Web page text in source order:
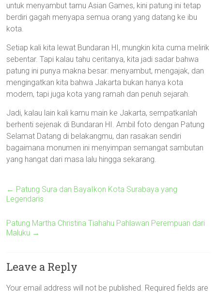
untuk menyambut tamu Asian Games, kini patung ini tetap
berdiri gagah menyapa semua orang yang datang ke ibu
kota.
Setiap kali kita lewat Bundaran HI, mungkin kita cuma melirik
sebentar. Tapi kalau tahu ceritanya, kita jadi sadar bahwa
patung ini punya makna besar: menyambut, mengajak, dan
mengingatkan kita bahwa Jakarta bukan hanya kota
modern, tapi juga kota yang ramah dan penuh sejarah.
Jadi, kalau lain kali kamu main ke Jakarta, sempatkanlah
berhenti sejenak di Bundaran HI. Ambil foto dengan Patung
Selamat Datang di belakangmu, dan rasakan sendiri
bagaimana monumen ini menyimpan semangat sambutan
yang hangat dari masa lalu hingga sekarang.
← Patung Sura dan BayaIkon Kota Surabaya yang
Legendaris
Patung Martha Christina Tiahahu Pahlawan Perempuan dari
Maluku →
Leave a Reply
Your email address will not be published. Required fields are